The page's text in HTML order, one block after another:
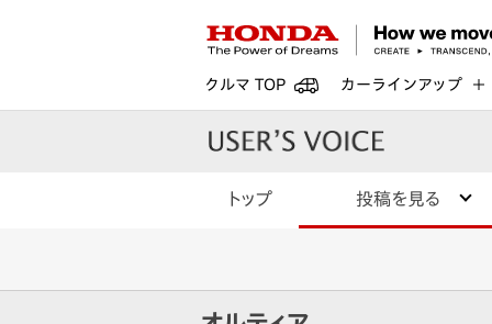
クルマ TOP カーラインアップ
トップ 投稿を見る